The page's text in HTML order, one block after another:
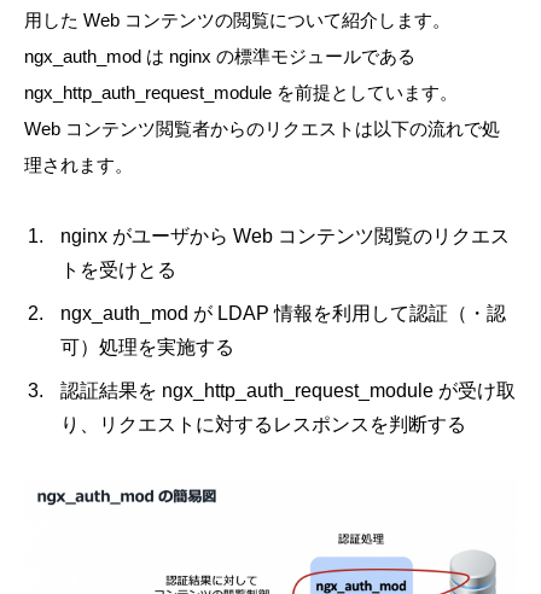
用した Web コンテンツの閲覧について紹介します。
ngx_auth_mod は nginx の標準モジュールである
ngx_http_auth_request_module を前提としています。
Web コンテンツ閲覧者からのリクエストは以下の流れで処
理されます。
nginx がユーザから Web コンテンツ閲覧のリクエス
トを受けとる
ngx_auth_mod が LDAP 情報を利用して認証（・認
可）処理を実施する
認証結果を ngx_http_auth_request_module が受け取
り、リクエストに対するレスポンスを判断する